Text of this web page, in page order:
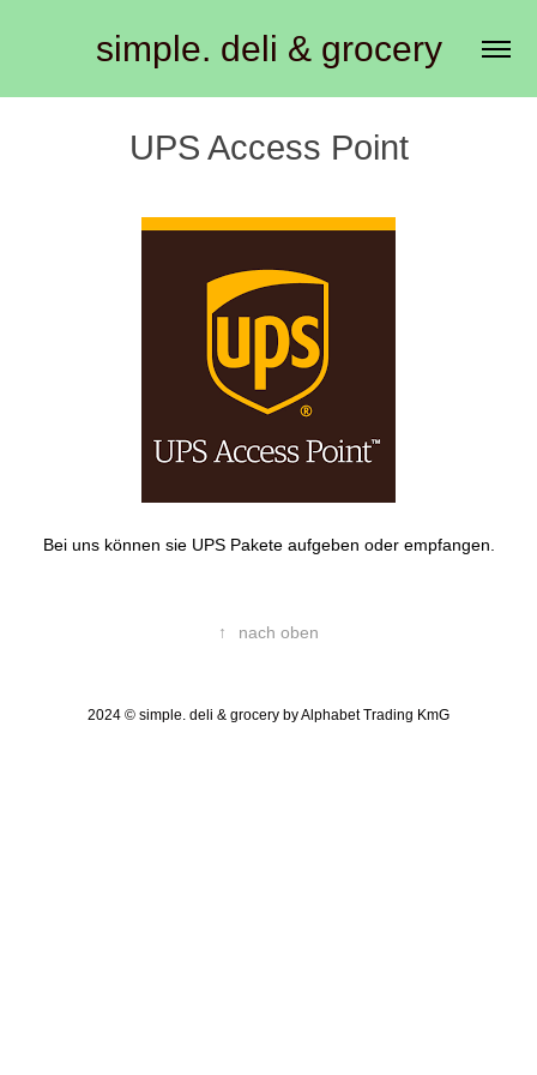
simple. deli & grocery
UPS Access Point
Bei uns können sie UPS Pakete aufgeben oder empfangen.
↑ nach oben
2024 © simple. deli & grocery by Alphabet Trading KmG